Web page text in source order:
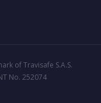
of Travisafe S.A.S.
No. 252074